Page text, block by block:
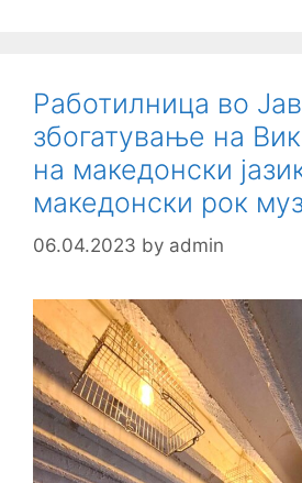
Работилница во
збогатување на
на македонски
македонски рок
06.04.2023 by admin